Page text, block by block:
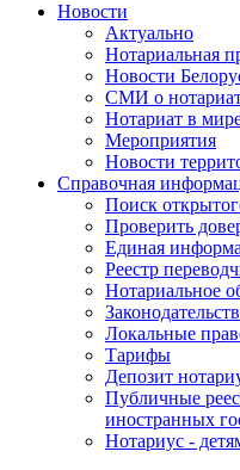
Новости
Актуально
Нотариальная
Новости
СМИ о
Нотариат в
Мероприятия
Новости
Справочная
Поиск
Проверить
Единая
Реестр
Нотариальное
Локальные
Тарифы
Депозит
Публичные
иностранных
Нотариус -